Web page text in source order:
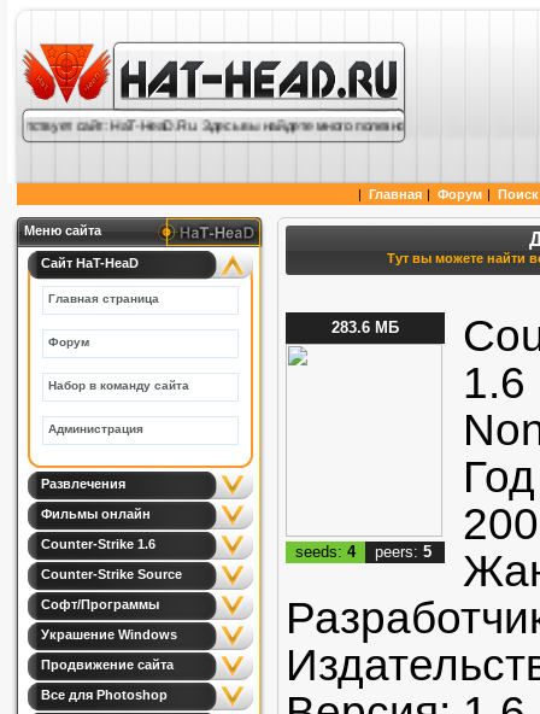
сайт: HaT-HeaD.Ru. Здесь вы найдете много полезной информации по cs 1.6
| Главная | Форум | Поиск
Меню сайта
Сайт HaT-HeaD
Главная страница
Форум
Набор в команду сайта
Администрация
Развлечения
Фильмы онлайн
Counter-Strike 1.6
Counter-Strike Source
Софт/Программы
Украшение Windows
Продвижение сайта
Все для Photoshop
Тут вы можете найти
283.6 МБ
seeds: 4 peers:5
1.6